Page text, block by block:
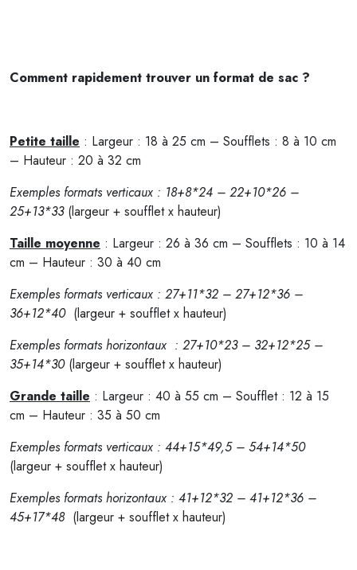
Comment rapidement trouver un format de sac ?
Petite taille : Largeur : 18 à 25 cm – Soufflets : 8 à 10 cm
– Hauteur : 20 à 32 cm
Exemples formats verticaux : 18+8*24 – 22+10*26 –
25+13*33 (largeur + soufflet x hauteur)
Taille moyenne : Largeur : 26 à 36 cm – Soufflets : 10 à 14
cm – Hauteur : 30 à 40 cm
Exemples formats verticaux : 27+11*32 – 27+12*36 –
36+12*40 (largeur + soufflet x hauteur)
Exemples formats horizontaux : 27+10*23 – 32+12*25 –
35+14*30(largeur + soufflet x hauteur)
Grande taille : Largeur : 40 à 55 cm – Soufflet : 12 à 15
cm – Hauteur : 35 à 50 cm
Exemples formats verticaux : 44+15*49,5 – 54+14*50
(largeur + soufflet x hauteur)
Exemples formats horizontaux : 41+12*32 – 41+12*36 –
45+17*48 (largeur + soufflet x hauteur)